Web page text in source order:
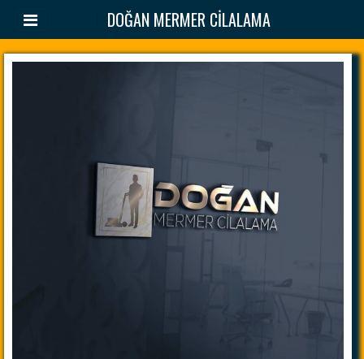
DOĞAN MERMER CİLALAMA